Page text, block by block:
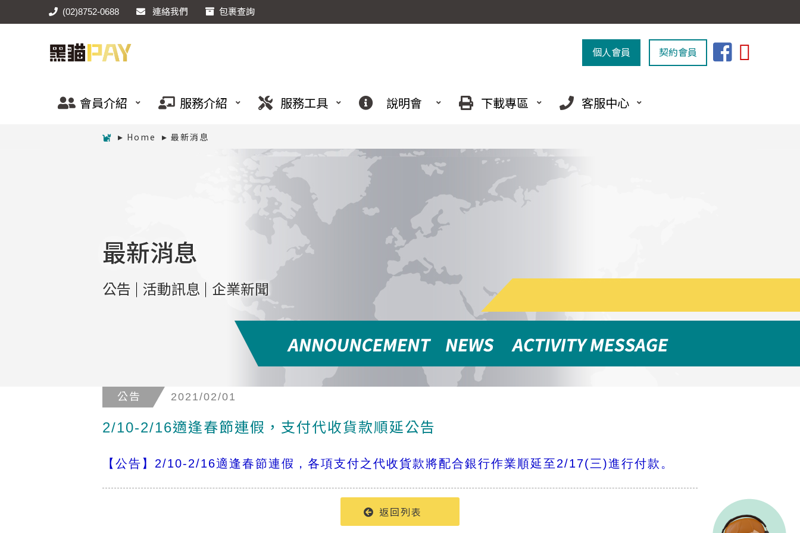
(02)8752-0688 連絡我們 包裹查詢
個人會員 契約會員
會員介紹 服務介紹 服務工具 說明會 下載專區 客服中心
Home 最新消息
最新消息
公告 活動訊息 企業新聞
公告 2021/02/01
2/10-2/16適逢春節連假，支付代收貨款順延公告
【公告】 2/10-2/16適逢春節連假，各項支付之代收貨款將配合銀行作業順延至2/17(三)進行付款。
返回列表